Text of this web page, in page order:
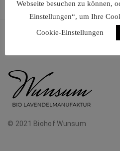
© 2021 Biohof Wunsum
Webseite besuchen zu können,
Einstellungen“, um Ihre
Cookie-Einstellungen